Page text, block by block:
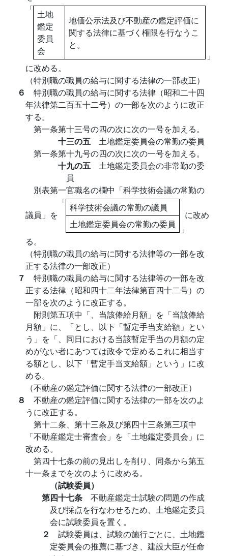
「 土地
鑑定
委員
会
地価公示法及び不動産の鑑定評価に
関する法律に基づく権限を行なうこ
と。
」
に改める。
（特別職の職員の給与に関する法律の一部改正）
６ 特別職の職員の給与に関する法律（昭和二十四
年法律第二百五十二号）の一部を次のように改正
する。
第一条第十三号の四の次に次の一号を加える。
十三の五 土地鑑定委員会の常勤の委員
第一条第十九号の四の次に次の一号を加える。
十九の五 土地鑑定委員会の非常勤の委
員
別表第一官職名の欄中「科学技術会議の常勤の
議員」を
「 科学技術会議の常勤の議員
土地鑑定委員会の常勤の委員
」
に改め
る。
（特別職の職員の給与に関する法律等の一部を改
正する法律の一部改正）
７ 特別職の職員の給与に関する法律等の一部を改
正する法律（昭和四十二年法律第百四十二号）の
一部を次のように改正する。
附則第五項中「、当該俸給月額」を「当該俸給
月額」に、「とし、以下「暫定手当支給額」とい
う」を「、同日における当該暫定手当の月額の定
めがない者にあつては政令で定めるこれに相当す
る額とし、以下「暫定手当支給額」という」に改
める。
（不動産の鑑定評価に関する法律の一部改正）
８ 不動産の鑑定評価に関する法律の一部を次のよ
うに改正する。
第十二条、第十三条及び第四十三条第三項中
「不動産鑑定士審査会」を「土地鑑定委員会」に
改める。
第四十七条の前の見出しを削り、同条から第五
十一条までを次のように改める。
（試験委員）
第四十七条 不動産鑑定士試験の問題の作成
及び採点を行なわせるため、土地鑑定委員
会に試験委員を置く。
２ 試験委員は、試験の施行ごとに、土地鑑
定委員会の推薦に基づき、建設大臣が任命